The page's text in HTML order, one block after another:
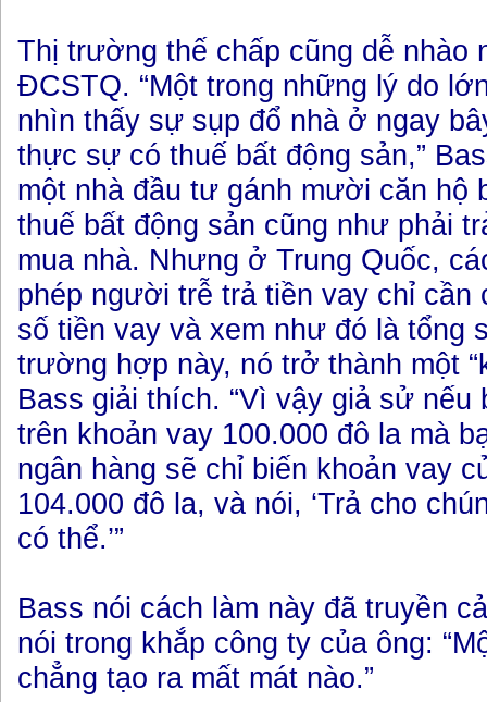
Thị trường thế chấp cũng dễ nhào
ĐCSTQ. “Một trong những lý do
nhìn thấy sự sụp đổ nhà ở ngay
thực sự có thuế bất động sản,”
một nhà đầu tư gánh mười căn hộ
thuế bất động sản cũng như phải
mua nhà. Nhưng ở Trung Quốc,
phép người trễ trả tiền vay chỉ cần
số tiền vay và xem như đó là tổng
trường hợp này, nó trở thành một
Bass giải thích. “Vì vậy giả sử nếu
trên khoản vay 100.000 đô la mà
ngân hàng sẽ chỉ biến khoản vay
104.000 đô la, và nói, ‘Trả cho
có thể.’”
Bass nói cách làm này đã truyền
nói trong khắp công ty của ông:
chẳng tạo ra mất mát nào.”